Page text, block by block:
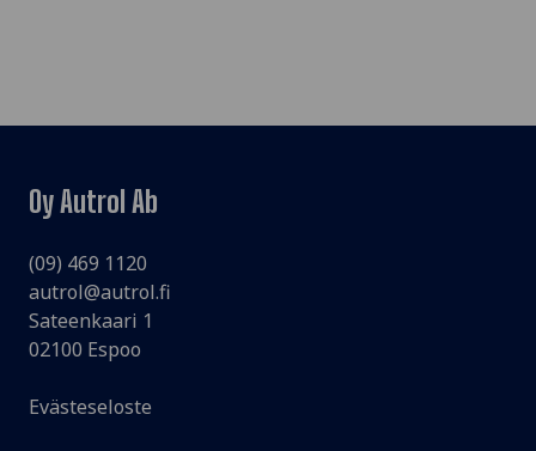
Oy Autrol Ab
(09) 469 1120
autrol@autrol.fi
Sateenkaari 1
02100 Espoo
Evästeseloste